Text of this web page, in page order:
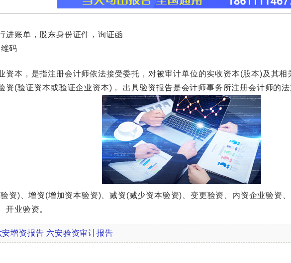
账单，股东身份证件，询证函
码
本，是指注册会计师依法接受委托，对被审计单位的实收资本(股本)及其相
资(验证资本或验证企业资本)， 出具验资报告是会计师事务所注册会计师的法
)、增资(增加资本验资)、减资(减少资本验资)、变更验资、内资企业验资
开业验资。
安增资报告 六安验资审计报告